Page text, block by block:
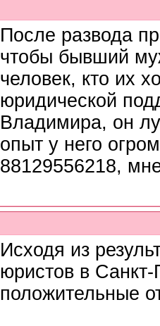
После развода
чтобы бывший
человек, кто их
юридической
Владимира, он
опыт у него
88129556218,
Исходя из
юристов в Санкт-
положительные